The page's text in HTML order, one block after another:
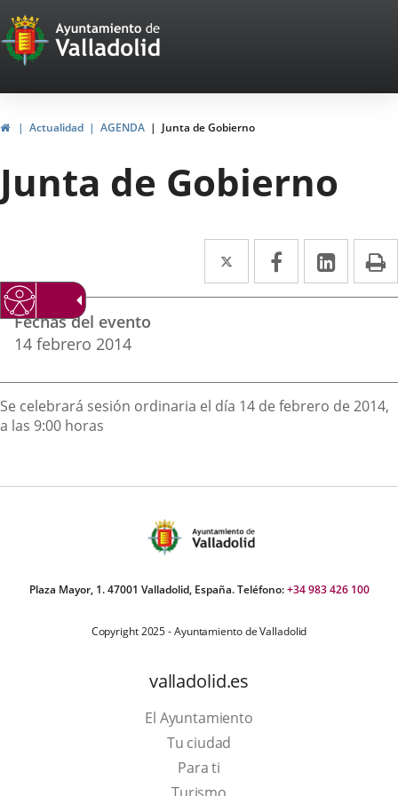
Portal
Web
del
Ayuntamiento
de
Valladolid
HomeActualidad AGENDA Junta de Gobierno
Junta de Gobierno
Twitter
Enlace
a
externa.
Facebook
Enlace
a
externa.
Enlace
a
Datos
del
evento
Fechas del evento
14 febrero 2014
Descripción
Se celebrará sesión ordinaria el día 14 de febrero de 2014,
a las 9:00 horas
Plaza Mayor, 1. 47001 Valladolid, España. Teléfono:+34 983 426 100
Copyright 2025 - Ayuntamiento de Valladolid
valladolid.es
El Ayuntamiento
Tu ciudad
Para ti
This